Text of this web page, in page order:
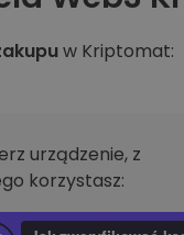
w Kriptomat:
urządzenie, z
korzystasz: